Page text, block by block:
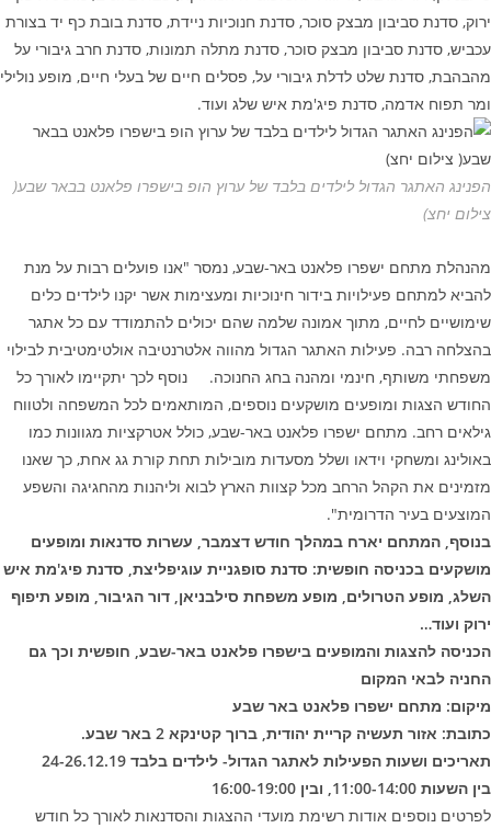
ירוק, סדנת סביבון מבצק סוכר, סדנת חנוכיות ניידת, סדנת בובת כף יד בצורת
עכביש, סדנת סביבון מבצק סוכר, סדנת מתלה תמונות, סדנת חרב גיבורי על
מהבהבת, סדנת שלט לדלת גיבורי על, פסלים חיים של בעלי חיים, מופע נולילי
ומר תפוח אדמה, סדנת פיג'מת איש שלג ועוד.
הפנינג האתגר הגדול לילדים בלבד של ערוץ הופ בישפרו פלאנט בבאר שבע(
צילום יחצ)
מהנהלת מתחם ישפרו פלאנט באר-שבע, נמסר "אנו פועלים רבות על מנת
להביא למתחם פעילויות בידור חינוכיות ומעצימות אשר יקנו לילדים כלים
שימושיים לחיים, מתוך אמונה שלמה שהם יכולים להתמודד עם כל אתגר
בהצלחה רבה. פעילות האתגר הגדול מהווה אלטרנטיבה אולטימטיבית לבילוי
משפחתי משותף, חינמי ומהנה בחג החנוכה. נוסף לכך יתקיימו לאורך כל
החודש הצגות ומופעים מושקעים נוספים, המותאמים לכל המשפחה ולטווח
גילאים רחב. מתחם ישפרו פלאנט באר-שבע, כולל אטרקציות מגוונות כמו
באולינג ומשחקי וידאו ושלל מסעדות מובילות תחת קורת גג אחת, כך שאנו
מזמינים את הקהל הרחב מכל קצוות הארץ לבוא וליהנות מהחגיגה והשפע
המוצעים בעיר הדרומית".
בנוסף, המתחם יארח במהלך חודש דצמבר, עשרות סדנאות ומופעים
מושקעים בכניסה חופשית: סדנת סופגניית עוגיפליצת, סדנת פיג'מת איש
השלג, מופע הטרולים, מופע משפחת סילבניאן, דור הגיבור, מופע תיפוף
ירוק ועוד…
הכניסה להצגות והמופעים בישפרו פלאנט באר-שבע, חופשית וכך גם
החניה לבאי המקום
מיקום: מתחם ישפרו פלאנט באר שבע
כתובת: אזור תעשיה קריית יהודית, ברוך קטינקא 2 באר שבע.
תאריכים ושעות הפעילות לאתגר הגדול- לילדים בלבד 24-26.12.19
בין השעות 11:00-14:00, ובין 16:00-19:00
לפרטים נוספים אודות רשימת מועדי ההצגות והסדנאות לאורך כל חודש